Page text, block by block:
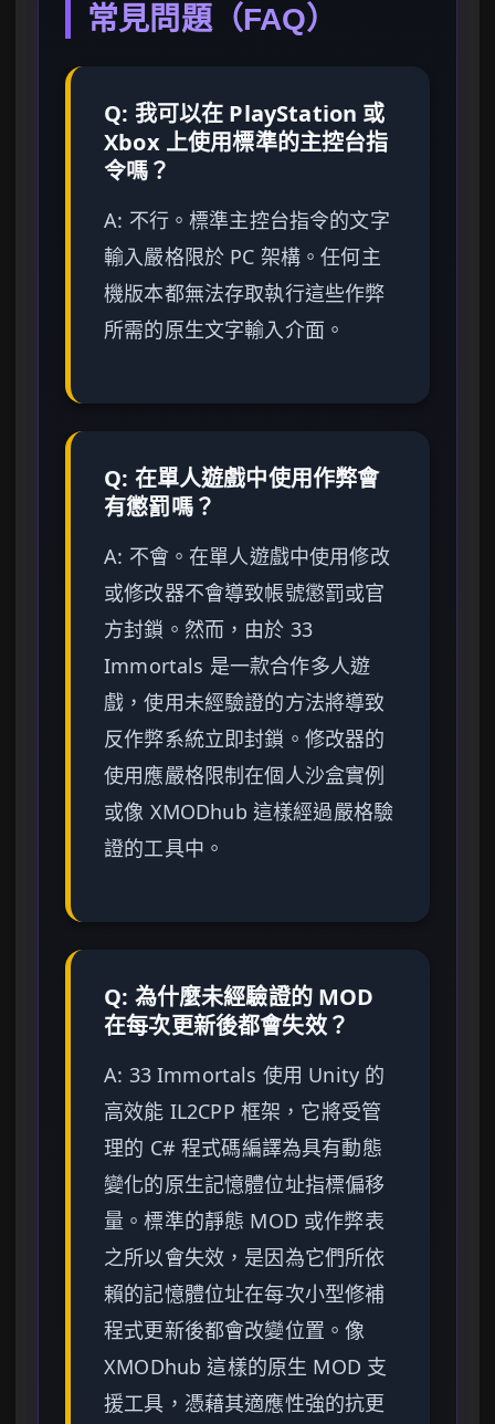
常見問題（FAQ）
Q: 我可以在 PlayStation 或
Xbox 上使用標準的主控台指
令嗎？
A: 不行。標準主控台指令的文字
輸入嚴格限於 PC 架構。任何主
機版本都無法存取執行這些作弊
所需的原生文字輸入介面。
Q: 在單人遊戲中使用作弊會
有懲罰嗎？
A: 不會。在單人遊戲中使用修改
或修改器不會導致帳號懲罰或官
方封鎖。然而，由於 33
Immortals 是一款合作多人遊
戲，使用未經驗證的方法將導致
反作弊系統立即封鎖。修改器的
使用應嚴格限制在個人沙盒實例
或像 XMODhub 這樣經過嚴格驗
證的工具中。
Q: 為什麼未經驗證的 MOD
在每次更新後都會失效？
A: 33 Immortals 使用 Unity 的
高效能 IL2CPP 框架，它將受管
理的 C# 程式碼編譯為具有動態
變化的原生記憶體位址指標偏移
量。標準的靜態 MOD 或作弊表
之所以會失效，是因為它們所依
賴的記憶體位址在每次小型修補
程式更新後都會改變位置。像
XMODhub 這樣的原生 MOD 支
援工具，憑藉其適應性強的抗更